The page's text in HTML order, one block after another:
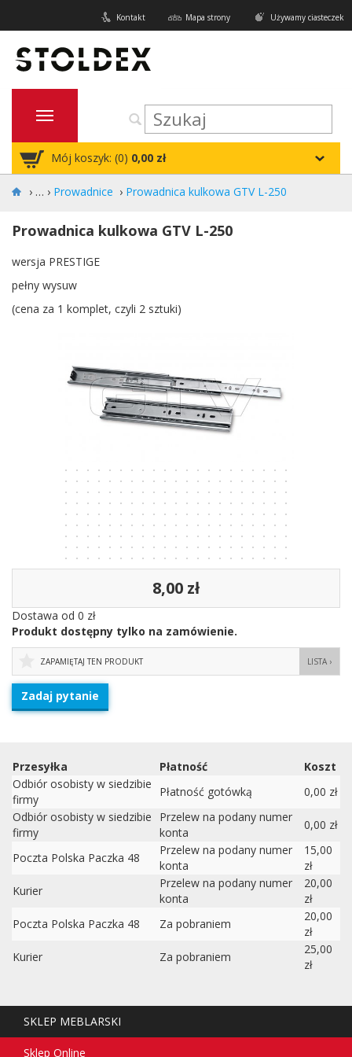
Używamy ciasteczek
Mapa strony
Kontakt
Mój koszyk: (0) 0,00 zł
› Prowadnice › Prowadnica kulkowa GTV L-250
Prowadnica kulkowa GTV L-250
wersja PRESTIGE
pełny wysuw
(cena za 1 komplet, czyli 2 sztuki)
8,00 zł
Dostawa od 0 zł
Produkt dostępny tylko na zamówienie.
LISTA ›
ZAPAMIĘTAJ TEN PRODUKT
Zadaj pytanie
Przesyłka Płatność
Koszt
Odbiór osobisty w siedzibie
firmy
Płatność gotówką
0,00 zł
Odbiór osobisty w siedzibie
firmy
Przelew na podany numer
konta
0,00 zł
Poczta Polska Paczka 48
Przelew na podany numer
konta
15,00
zł
Kurier
Przelew na podany numer
konta
20,00
zł
Poczta Polska Paczka 48
Za pobraniem
20,00
zł
Kurier
Za pobraniem
25,00
zł
SKLEP MEBLARSKI
Sklep Online